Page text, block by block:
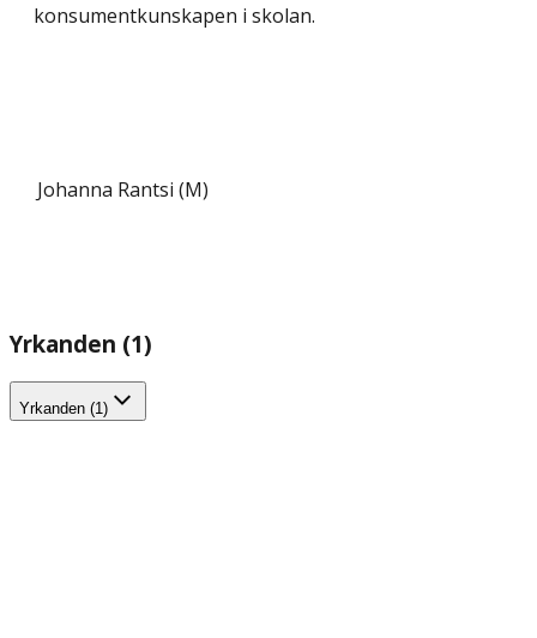
konsumentkunskapen i skolan.
Johanna Rantsi (M)
Yrkanden (1)
Yrkanden (1)